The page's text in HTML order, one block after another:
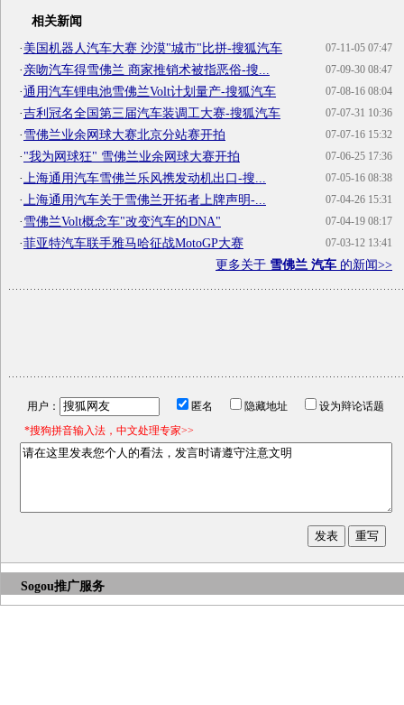
相关新闻
07-11-05 07:47
·美国机器人汽车大赛 沙漠"城市"比拼-搜狐汽车
07-09-30 08:47
·亲吻汽车得雪佛兰 商家推销术被指恶俗-搜...
07-08-16 08:04
·通用汽车锂电池雪佛兰Volt计划量产-搜狐汽车
07-07-31 10:36
·吉利冠名全国第三届汽车装调工大赛-搜狐汽车
07-07-16 15:32
·雪佛兰业余网球大赛北京分站赛开拍
07-06-25 17:36
·"我为网球狂" 雪佛兰业余网球大赛开拍
07-05-16 08:38
· 上海通用汽车雪佛兰乐风携发动机出口-搜...
07-04-26 15:31
· 上海通用汽车关于雪佛兰开拓者上牌声明-...
07-04-19 08:17
·雪佛兰Volt概念车"改变汽车的DNA"
07-03-12 13:41
·菲亚特汽车联手雅马哈征战MotoGP大赛
更多关于 雪佛兰 汽车 的新闻>>
用户： 匿名 隐藏地址
设为辩论话题
*搜狗拼音输入法，中文处理专家>>
Sogou推广服务